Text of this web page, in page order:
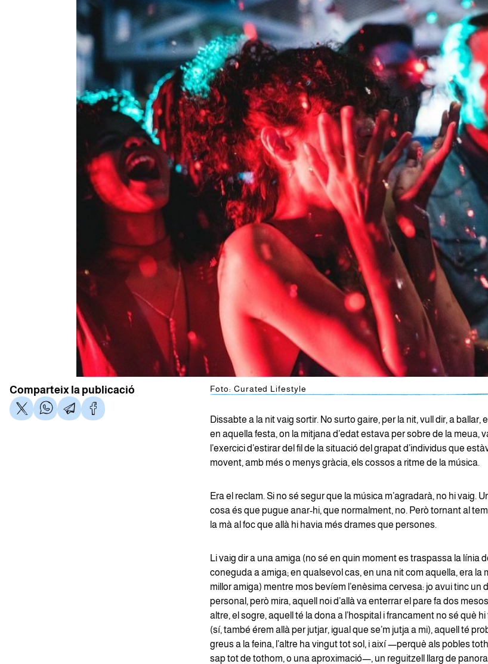
Foto: Curated Lifestyle
Comparteix la publicació
Dissabte a la nit vaig sortir. No surto gaire, per la nit, vull dir, a ballar,
en aquella festa, on la mitjana d’edat estava per sobre de la meua,
l’exercici d’estirar del fil de la situació del grapat d’individus que
movent, amb més o menys gràcia, els cossos a ritme de la música.
Era el reclam. Si no sé segur que la música m’agradarà, no hi vaig.
cosa és que pugue anar-hi, que normalment, no. Però tornant al
la mà al foc que allà hi havia més drames que persones.
Li vaig dir a una amiga (no sé en quin moment es traspassa la línia
coneguda a amiga; en qualsevol cas, en una nit com aquella, era la
millor amiga) mentre mos bevíem l’enèsima cervesa: jo avui tinc un
personal, però mira, aquell noi d’allà va enterrar el pare fa dos
altre, el sogre, aquell té la dona a l’hospital i francament no sé què
(sí, també érem allà per jutjar, igual que se’m jutja a mi), aquell té
greus a la feina, l’altre ha vingut tot sol, i així —perquè als pobles
sap tot de tothom, o una aproximació—, un reguitzell llarg de